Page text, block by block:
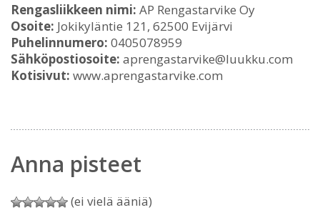
Rengasliikkeen nimi: AP Rengastarvike Oy
Osoite: Jokikyläntie 121, 62500 Evijärvi
Puhelinnumero: 0405078959
Sähköpostiosoite: aprengastarvike@luukku.com
Kotisivut: www.aprengastarvike.com
Anna pisteet
(ei vielä ääniä)